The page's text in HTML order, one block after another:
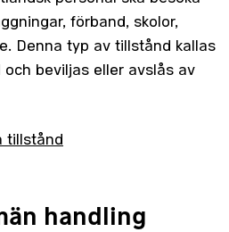
förband, skolor,
Denna typ av tillstånd kallas
beviljas eller avslås av
tillstånd
handling